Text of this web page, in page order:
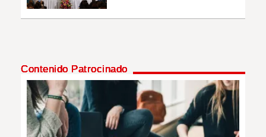
Contenido Patrocinado